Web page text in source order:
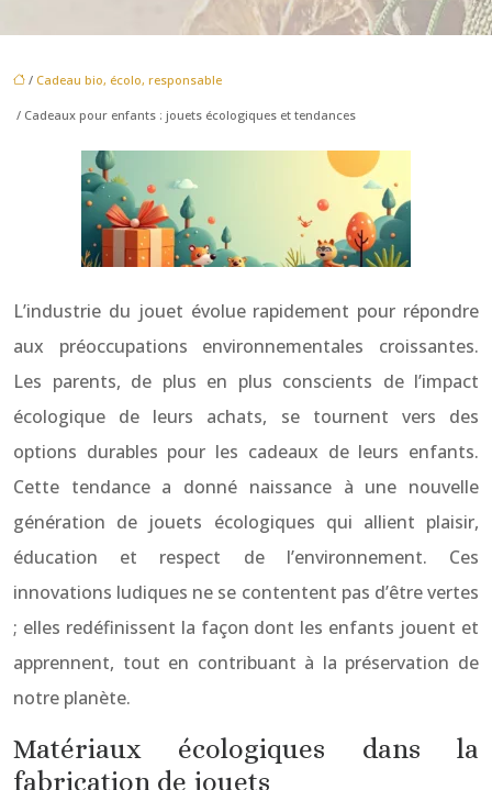
/ Cadeau bio, écolo, responsable
/ Cadeaux pour enfants : jouets écologiques et tendances
L’industrie du jouet évolue rapidement pour répondre
aux préoccupations environnementales croissantes.
Les parents, de plus en plus conscients de l’impact
écologique de leurs achats, se tournent vers des
options durables pour les cadeaux de leurs enfants.
Cette tendance a donné naissance à une nouvelle
génération de jouets écologiques qui allient plaisir,
éducation et respect de l’environnement. Ces
innovations ludiques ne se contentent pas d’être vertes
; elles redéfinissent la façon dont les enfants jouent et
apprennent, tout en contribuant à la préservation de
notre planète.
Matériaux écologiques dans la
fabrication de jouets